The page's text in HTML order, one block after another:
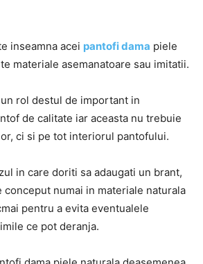
inseamna acei pantofi dama piele
materiale asemanatoare sau imitatii.
rol destul de important in
de calitate iar aceasta nu trebuie
ci si pe tot interiorul pantofului.
in care doriti sa adaugati un brant,
conceput numai in materiale naturala
pentru a evita eventualele
ce pot deranja.